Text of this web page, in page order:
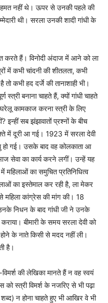
सहमत नहीं थे। ऊपर से उनकी पहले की
थी। सरला उनकी शादी गांधी के
करते हैं। विनोदी अंदाज में आने को ला
में कभी चांदनी की शीतलता, कभी
कभी हद दर्जे की तानाशाही भी।
बनाना चाहते हैं, क्यों गांधी चाहते
कामकाज करना स्त्री के लिए
इन्हीं सब झंझावातों प्रश्नों के बीच
में दूरी आ गई। 1923 में सरला देवी
हो गई। उसके बाद वह कोलकाता आ
सेवा का कार्य करने लगीं। उन्हें यह
महिलाओं का समुचित प्रतिनिधित्व
का इस्तेमाल कर रही है, ला मेकर
कांग्रेस की मांग की। 18
निधन के बाद गांधी जी ने उनके
कराया। बीमारी के समय सरला देवी को
के नाते किसी से मदद नहीं ली।
है।
की लेखिका मानते हैं न वह स्वयं
स्त्री विमर्श के नजरिए से भी पढ़ा
न होना चाहते हुए भी आखिर वे भी